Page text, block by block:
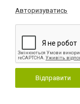
Авторизуватись
Відправити